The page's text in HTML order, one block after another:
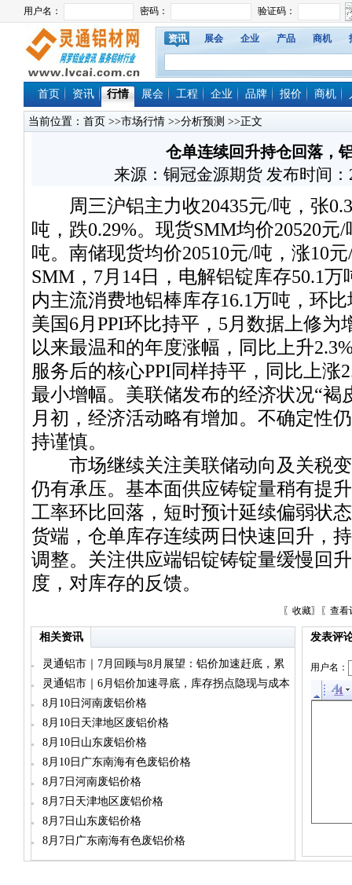
资讯 展会 企业 产品 商机
首页 资讯 行情 展会 工程 企业 品牌 报价 商机
当前位置： 首页 >>市场行情 >>分析预测 >>正文
仓单连续回升持仓回落，
来源：铜冠金源期货 发布时间：
周三沪铝主力收20435元/吨，张
吨，跌0.29%。现货SMM均价20520
吨。南储现货均价20510元/吨，涨10
SMM，7月14日，电解铝锭库存50.1
内主流消费地铝棒库存16.1万吨，环
美国6月PPI环比持平，5月数据上修为
以来最温和的年度涨幅，同比上升
服务后的核心PPI同样持平，同比上涨
最小增幅。美联储发布的经济状况“褐
月初，经济活动略有增加。不确定性
持谨慎。
市场继续关注美联储动向及关税变
仍有承压。基本面供应铸锭量稍有提
工率环比回落，短时预计延续偏弱状
货端，仓单库存连续两日快速回升，
调整。关注供应端铝锭铸锭量缓慢回
度，对库存的反馈。
〖 收藏〗〖 查看
相关资讯
灵通铝市｜7月回顾与8月展望：铝价加速赶底，累
库与减产博弈加剧
灵通铝市｜6月铝价加速寻底，库存拐点隐现与成本
坍塌双重承压
8月10日河南废铝价格
8月10日天津地区废铝价格
8月10日山东废铝价格
8月10日广东南海有色废铝价格
8月7日河南废铝价格
8月7日天津地区废铝价格
8月7日山东废铝价格
8月7日广东南海有色废铝价格
发表评
用户名：